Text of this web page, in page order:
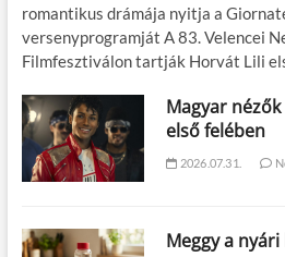
romantikus drámája nyitja a
versenyprogramját A 83. Velencei
Filmfesztiválon tartják Horvát Lili
Magyar
első felében
2026.07.31.
Meggy a